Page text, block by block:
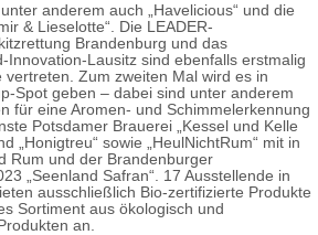
anderem auch „Havelicious“ und die
& Lieselotte“. Die LEADER-
Brandenburg und das
Innovation-Lausitz sind ebenfalls erstmalig
vertreten. Zum zweiten Mal wird es in
Spot geben – dabei sind unter anderem
für eine Aromen- und Schimmelerkennung
Potsdamer Brauerei „Kessel und Kelle
„Honigtreu“ sowie „HeulNichtRum“ mit in
Rum und der Brandenburger
„Seenland Safran“. 17 Ausstellende in
ausschließlich Bio-zertifizierte Produkte
Sortiment aus ökologisch und
an.